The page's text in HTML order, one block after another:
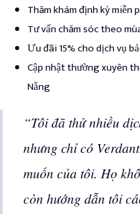
Thăm khám định kỳ
Tư vấn chăm sóc theo
Ưu đãi 15% cho dịch vụ
Cập nhật thường xuyên
Nẵng
“Tôi đã thử nhiều
nhưng chỉ có
muốn của tôi. Họ
còn hướng dẫn tôi